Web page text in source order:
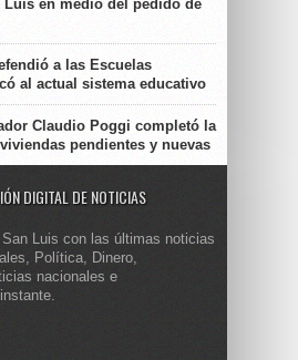
Luis en medio del pedido de
a las Escuelas
al actual sistema educativo
Claudio Poggi completó la
pendientes y nuevas
DIGITAL DE NOTICIAS
Luis con las últimas noticias
Política, Dinero,
nacionales e